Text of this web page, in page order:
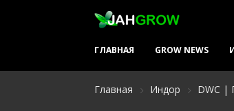
ГЛАВНАЯ GROW NEWS
Главная Индор DWC |